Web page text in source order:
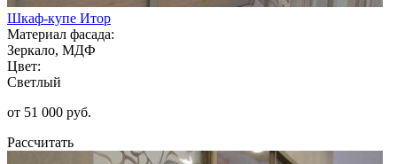
Шкаф-купе Итор
Материал фасада:
Зеркало, МДФ
Цвет:
Светлый
от 51 000 руб.
Рассчитать